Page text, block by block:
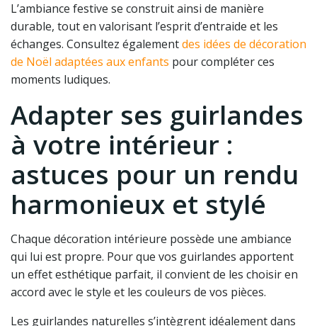
L’ambiance festive se construit ainsi de manière
durable, tout en valorisant l’esprit d’entraide et les
échanges. Consultez égalementdes idées de décoration
de Noël adaptées aux enfants pour compléter ces
moments ludiques.
Adapter ses guirlandes
à votre intérieur :
astuces pour un rendu
harmonieux et stylé
Chaque décoration intérieure possède une ambiance
qui lui est propre. Pour que vos guirlandes apportent
un effet esthétique parfait, il convient de les choisir en
accord avec le style et les couleurs de vos pièces.
Les guirlandes naturelles s’intègrent idéalement dans